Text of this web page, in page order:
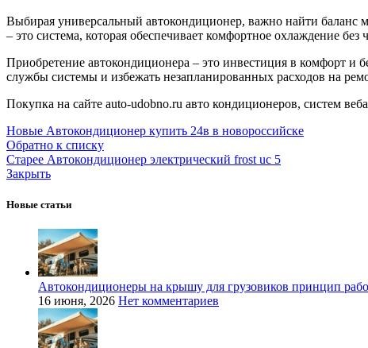
Выбирая универсальный автокондиционер, важно найти баланс
– это система, которая обеспечивает комфортное охлаждение
Приобретение автокондиционера – это инвестиция в комфорт и
службы системы и избежать незапланированных расходов на
Покупка на сайте auto-udobno.ru авто кондиционеров, систем
Новые Автокондиционер купить 24в в новороссийске
Обратно к списку
Старее Автокондиционер электрический frost uc 5
Закрыть
Новые статьи
Автокондиционеры на крышу для грузовиков принцип
16 июня, 2026 Нет комментариев